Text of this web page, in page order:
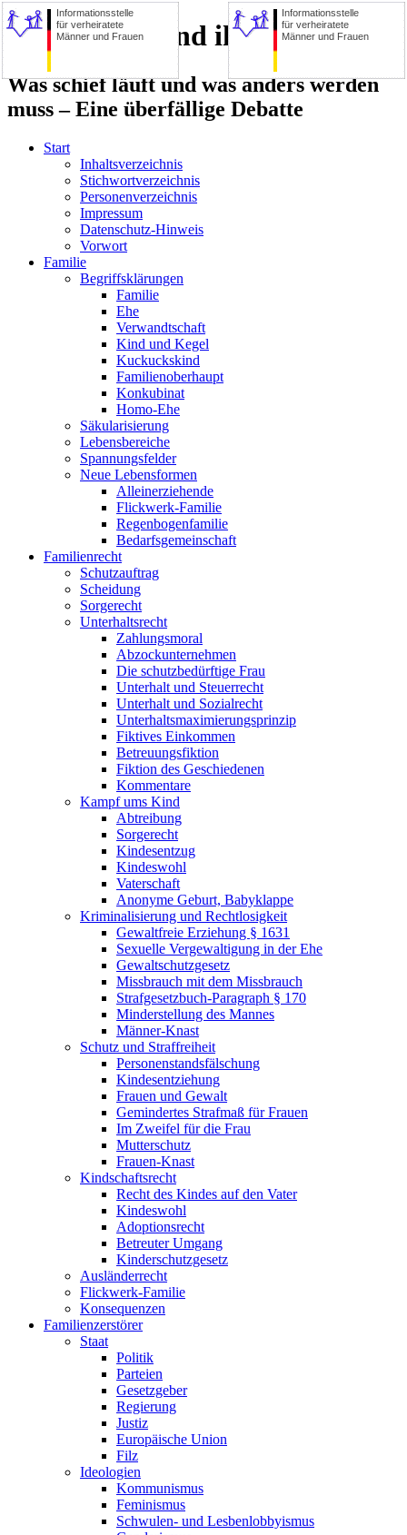
Informationsstelle
für verheiratete
Männer und Frauen
Die Familie und ihre Zerstörer
Was schief läuft und was anders werden
muss – Eine überfällige Debatte
Informationsstelle
für verheiratete
Männer und Frauen
Start
Inhaltsverzeichnis
Stichwortverzeichnis
Personenverzeichnis
Impressum
Datenschutz-Hinweis
Vorwort
Familie
Begriffsklärungen
Familie
Ehe
Verwandtschaft
Kind und Kegel
Kuckuckskind
Familienoberhaupt
Konkubinat
Homo-Ehe
Säkularisierung
Lebensbereiche
Spannungsfelder
Neue Lebensformen
Alleinerziehende
Flickwerk-Familie
Regenbogenfamilie
Bedarfsgemeinschaft
Familienrecht
Schutzauftrag
Scheidung
Sorgerecht
Unterhaltsrecht
Zahlungsmoral
Abzockunternehmen
Die schutzbedürftige Frau
Unterhalt und Steuerrecht
Unterhalt und Sozialrecht
Unterhaltsmaximierungsprinzip
Fiktives Einkommen
Betreuungsfiktion
Fiktion des Geschiedenen
Kommentare
Kampf ums Kind
Abtreibung
Sorgerecht
Kindesentzug
Kindeswohl
Vaterschaft
Anonyme Geburt, Babyklappe
Kriminalisierung und Rechtlosigkeit
Gewaltfreie Erziehung § 1631
Sexuelle Vergewaltigung in der Ehe
Gewaltschutzgesetz
Missbrauch mit dem Missbrauch
Strafgesetzbuch-Paragraph § 170
Minderstellung des Mannes
Männer-Knast
Schutz und Straffreiheit
Personenstandsfälschung
Kindesentziehung
Frauen und Gewalt
Gemindertes Strafmaß für Frauen
Im Zweifel für die Frau
Mutterschutz
Frauen-Knast
Kindschaftsrecht
Recht des Kindes auf den Vater
Kindeswohl
Adoptionsrecht
Betreuter Umgang
Kinderschutzgesetz
Ausländerrecht
Flickwerk-Familie
Konsequenzen
Familienzerstörer
Staat
Politik
Parteien
Gesetzgeber
Regierung
Justiz
Europäische Union
Filz
Ideologien
Kommunismus
Feminismus
Schwulen- und Lesbenlobbyismus